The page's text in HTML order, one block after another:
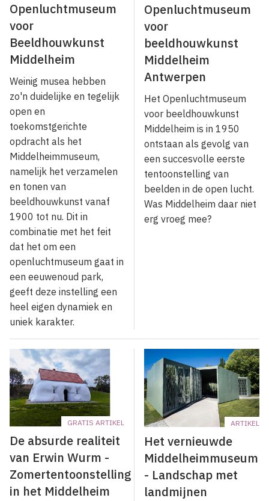
Openluchtmuseum
voor
Beeldhouwkunst
Middelheim
Weinig musea hebben
zo'n duidelijke en tegelijk
open en
toekomstgerichte
opdracht als het
Middelheimmuseum,
namelijk het verzamelen
en tonen van
beeldhouwkunst vanaf
1900 tot nu. Dit in
combinatie met het feit
dat het om een
openluchtmuseum gaat in
een eeuwenoud park,
geeft deze instelling een
heel eigen dynamiek en
uniek karakter.
Openluchtmuseum
voor
beeldhouwkunst
Middelheim
Antwerpen
Het Openluchtmuseum
voor beeldhouwkunst
Middelheim is in 1950
ontstaan als gevolg van
een succesvolle eerste
tentoonstelling van
beelden in de open lucht.
Was Middelheim daar niet
erg vroeg mee?
GRATIS ARTIKEL
De absurde realiteit
van Erwin Wurm -
Zomertentoonstelling
in het Middelheim
ARTIKEL
Het vernieuwde
Middelheimmuseum
- Landschap met
landmijnen